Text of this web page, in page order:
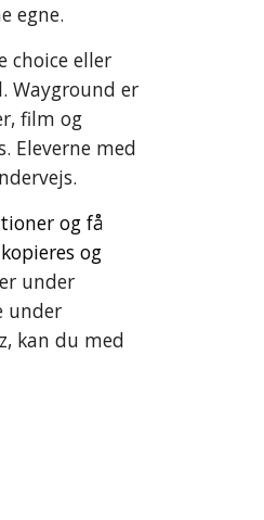
egne.
eller
Wayground er
film og
Eleverne med
og få
og
under
under
kan du med